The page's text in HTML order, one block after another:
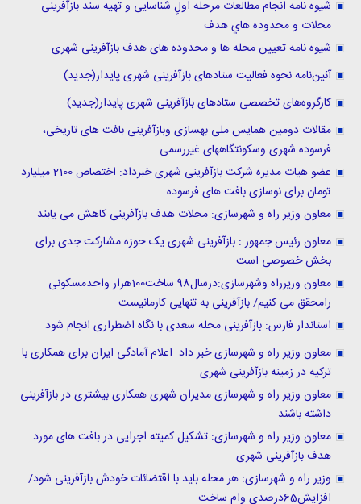
شیوه نامه انجام مطالعات مرحله اولِ شناسایی و تهیه سند بازآفرینی
محلات و محدوده هاي هدف
شیوه نامه تعیین محله ها و محدوده های هدف بازآفرینی شهری
آئین‌نامه نحوه فعالیت ستادهای بازآفرینی شهری پایدار(جدید)
کارگروه‌های تخصصی ستادهای بازآفرینی شهری پایدار(جدید)
مقالات دومین همایس ملی بهسازی وبازآفرینی بافت های تاریخی،
فرسوده شهری وسکونتگاههای غیررسمی
عضو هیات مدیره شرکت بازآفرینی شهری خبرداد: اختصاص 2100 میلیارد
تومان برای نوسازی بافت های فرسوده
معاون وزیر راه و شهرسازی: محلات هدف بازآفرینی کاهش می یابند
معاون رئیس جمهور : بازآفرینی شهری یک حوزه مشارکت جدی برای
بخش خصوصی است
معاون وزیرراه وشهرسازی:درسال98 ساخت100هزار واحدمسکونی
رامحقق می کنیم/ بازآفرینی به تنهایی کارمانیست
استاندار فارس: بازآفرینی محله سعدی با نگاه اضطراری انجام شود
معاون وزیر راه و شهرسازی خبر داد: اعلام آمادگی ایران برای همکاری با
ترکیه در زمینه بازآفرینی شهری
معاون وزیر راه و شهرسازی:مدیران شهری همکاری بیشتری در بازآفرینی
داشته باشند
معاون وزیر راه و شهرسازی: تشکیل کمیته اجرایی در بافت های مورد
هدف بازآفرینی شهری
وزیر راه و شهرسازی: هر محله باید با اقتضائات خودش بازآفرینی شود/
افزایش65درصدی وام ساخت